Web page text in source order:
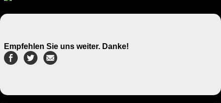
Empfehlen Sie uns weiter. Danke!